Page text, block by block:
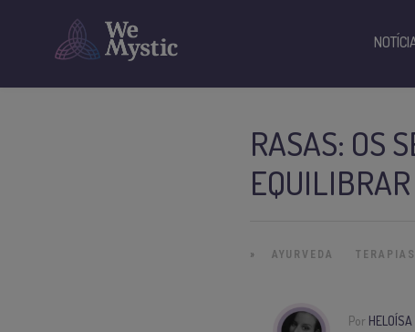
RASAS: OS
» AYURVEDA
Por HELOÍSA